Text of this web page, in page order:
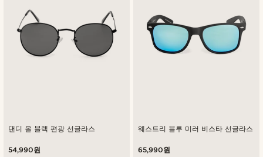
댄디 올 블랙 편광 선글라스
54,990원
웨스트리 블루 미러 비스타 선글라스
65,990원